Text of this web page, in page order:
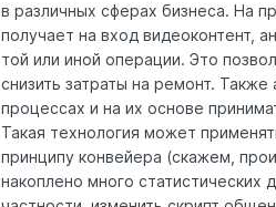
в различных сферах бизнеса. На
получает на вход видеоконтент,
той или иной операции. Это
снизить затраты на ремонт.
процессах и на их основе
Такая технология может
принципу конвейера (скажем,
накоплено много